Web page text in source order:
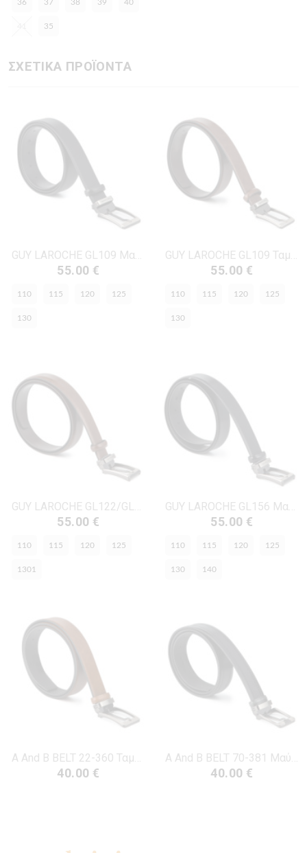
36 37 38 39 40
35
ΣΧΕΤΙΚΑ ΠΡΟΪΟΝΤΑ
GUY LAROCHE GL109 Μαύρο Δέρμα
55.00 €
110 115 120 125
130
GUY LAROCHE GL109 Ταμπά Δέρμα
55.00 €
110 115 120 125
130
GUY LAROCHE GL122/GL105 Ταμπά Δέρμα
55.00 €
110 115 120 125
1301
GUY LAROCHE GL156 Μαύρο Δέρμα
55.00 €
110 115 120 125
130 140
A And B BELT 22-360 Ταμπά Δέρμα
40.00 €
A And B BELT 70-381 Μαύρο Δέρμα
40.00 €